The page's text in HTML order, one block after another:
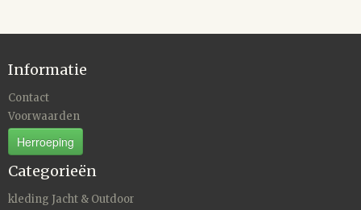
Informatie
Contact
Voorwaarden
Herroeping
Categorieën
kleding Jacht & Outdoor